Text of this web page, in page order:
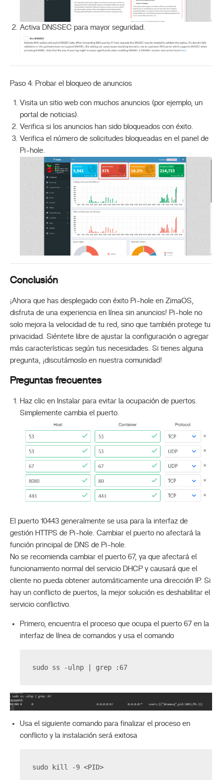
Activa DNSSEC para mayor seguridad.
Paso 4: Probar el bloqueo de anuncios
Visita un sitio web con muchos anuncios (por ejemplo, un
portal de noticias).
Verifica si los anuncios han sido bloqueados con éxito.
Verifica el número de solicitudes bloqueadas en el panel de
Pi-hole.
Conclusión
¡Ahora que has desplegado con éxito Pi-hole en ZimaOS,
disfruta de una experiencia en línea sin anuncios! Pi-hole no
solo mejora la velocidad de tu red, sino que también protege tu
privacidad. Siéntete libre de ajustar la configuración o agregar
más características según tus necesidades. Si tienes alguna
pregunta, ¡discutámoslo en nuestra comunidad!
Preguntas frecuentes
Haz clic en Instalar para evitar la ocupación de puertos.
Simplemente cambia el puerto.
El puerto 10443 generalmente se usa para la interfaz de
gestión HTTPS de Pi-hole. Cambiar el puerto no afectará la
función principal de DNS de Pi-hole.
No se recomienda cambiar el puerto 67, ya que afectará el
funcionamiento normal del servicio DHCP y causará que el
cliente no pueda obtener automáticamente una dirección IP. Si
hay un conflicto de puertos, la mejor solución es deshabilitar el
servicio conflictivo.
Primero, encuentra el proceso que ocupa el puerto 67 en la
interfaz de línea de comandos y usa el comando
sudo ss -ulnp | grep :67
Usa el siguiente comando para finalizar el proceso en
conflicto y la instalación será exitosa
sudo kill -9 <PID>